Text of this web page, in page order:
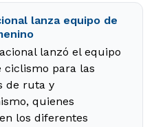
lanza equipo de
lanzó el equipo
ciclismo para las
de ruta y
quienes
los diferentes